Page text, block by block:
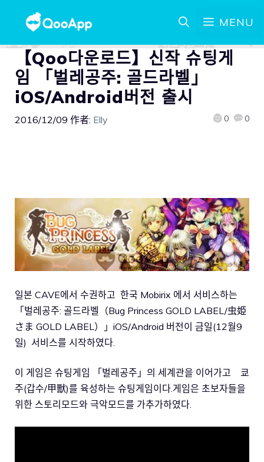
MENU
【Qoo다운로드】신작 슈팅게
임 「벌레공주: 골드라벨」
iOS/Android버전 출시
2016/12/09 作者: Elly 0 0
일본 CAVE에서 수권하고 한국 Mobirix 에서 서비스하는
「벌레공주: 골드라벨（Bug Princess GOLD LABEL/虫姫
さま GOLD LABEL）」iOS/Android 버전이 금일(12월9
일) 서비스를 시작하였다.
이 게임은 슈팅게임 「벌레공주」의 세계관을 이어가고 쿄
주(갑수/甲獸)를 육성하는 슈팅게임이다.게임은 초보자들을
위한 스토리모드와 극악모드를 가추가하였다.